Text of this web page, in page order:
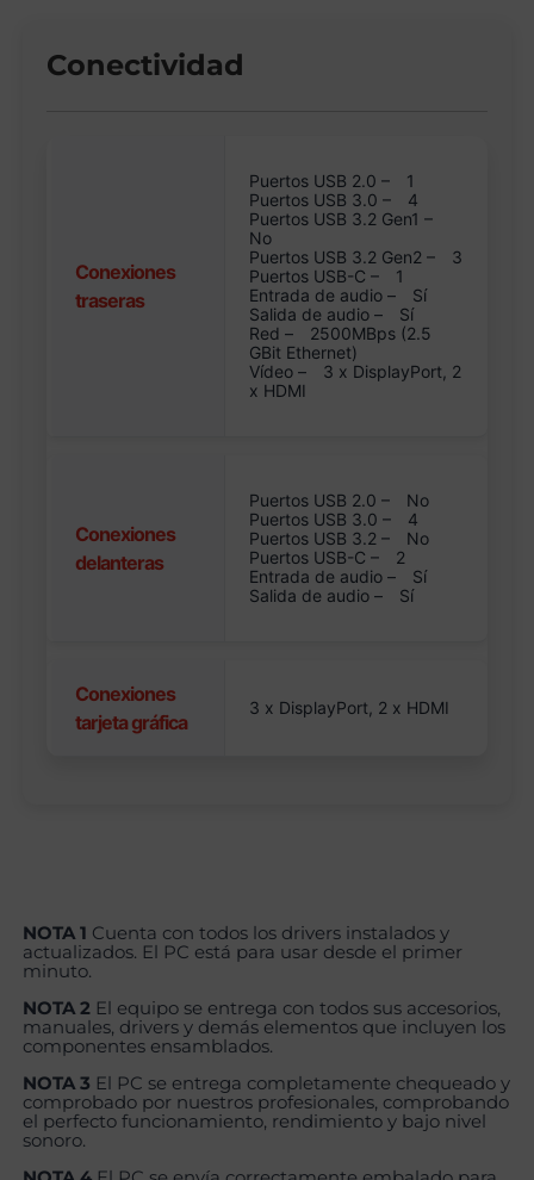
Conectividad
Conexiones
traseras
Puertos USB 2.0 –
1
Puertos USB 3.0 –
4
Puertos USB 3.2 Gen1 –
No
Puertos USB 3.2 Gen2 –
3
Puertos USB-C –
1
Entrada de audio –
Sí
Salida de audio –
Sí
Red –
2500MBps (2.5
GBit Ethernet)
Vídeo –
3 x DisplayPort, 2
x HDMI
Conexiones
delanteras
Puertos USB 2.0 –
No
Puertos USB 3.0 –
4
Puertos USB 3.2 –
No
Puertos USB-C –
2
Entrada de audio –
Sí
Salida de audio –
Sí
Conexiones
tarjeta gráfica
3 x DisplayPort, 2 x HDMI
NOTA 1 Cuenta con todos los drivers instalados y
actualizados. El PC está para usar desde el primer
minuto.
NOTA 2 El equipo se entrega con todos sus accesorios,
manuales, drivers y demás elementos que incluyen los
componentes ensamblados.
NOTA 3 El PC se entrega completamente chequeado y
comprobado por nuestros profesionales, comprobando
el perfecto funcionamiento, rendimiento y bajo nivel
sonoro.